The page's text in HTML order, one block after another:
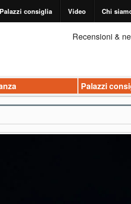
Palazzi consiglia Video Chi
Recensioni &
Palazzi